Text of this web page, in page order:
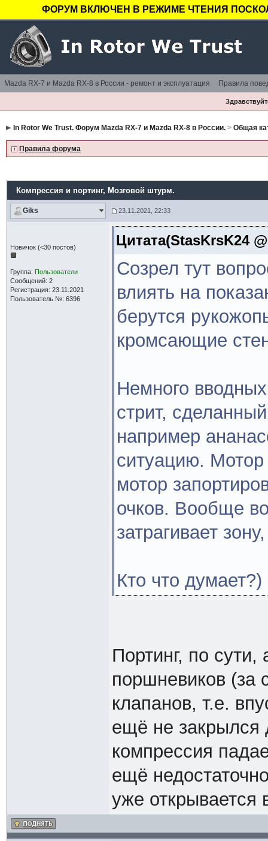
ФОРУМ ВКЛЮЧЕН В РЕЖИМЕ ЧТЕНИЯ
Mazda RX-7 и Mazda RX-8 в России - ремонт и эксплуатация Правила
In Rotor We Trust. Форум Mazda RX-7 и Mazda RX-8 в России.> Общая
Правила форума
Компрессия и портинг, Мозговой штурм.
Giks 23.11.2021, 22:33
Новичок (<30 постов)
Группа: Пользователи
Сообщений: 2
Регистрация: 23.11.2021
Пользователь №: 6396
Цитата(StasKrsK24
Созрел тут
влиять на
берутся
кромсающие
Немного
стрит,
например
ситуацию. Мотор
мотор
очков. Вообще
затрагивает
Кто что думает?)
Портинг, по
поршневиков (за
клапанов, т.е.
ещё не закрылся
компрессия
ещё
уже открывается